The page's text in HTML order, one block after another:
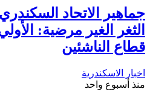
جماهير الاتحاد
الثغر الغير مرضية:
قطاع الناشئين
اخبار الاسكندرية
منذ أسبوع واحد